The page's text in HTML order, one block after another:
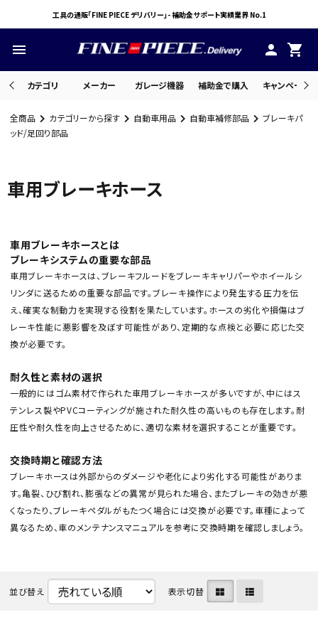
工具の通販「FINE PIECE デリバリー」- 補助金サポート実績業界 No.1
menu person shopping_cart
カテゴリ メーカー ガレージ機器 補助金で購入 キャンペーン
ACCOUNT MENU
meeting_room ログイン person
メーカーから選ぶ
ガレージ機器
全商品 カテゴリーから探す 自動車用品 自動車補修部品
ブレーキパ
ッド/足回り部品
車用ブレーキホース
車用ブレーキホースとは
ブレーキシステムの重要な部品
車用ブレーキホースは、ブレーキフルードをブレーキキャリパーやホイールシ
リンダに送るための重要な部品です。ブレーキ操作により発生する圧力を伝
え、確実な制動力を実現する役割を果たしています。ホースの劣化や損傷はブ
レーキ性能に悪影響を及ぼす可能性があり、定期的な点検と必要に応じた交
換が必要です。
耐久性と素材の選択
一般的にはゴム素材で作られた車用ブレーキホースが多いですが、中にはス
テンレス製やPVCコーティングが施された耐久性の高いものも存在します。耐
圧性や耐久性を向上させるために、適切な素材を選択することが重要です。
交換時期と確認方法
ブレーキホースは外部からのダメージや老化により劣化する可能性がありま
す。亀裂、ひび割れ、膨張などの異常が見られた場合、またブレーキの効きが悪
くなったり、ブレーキペダルがもたつく場合には交換が必要です。車種によって
異なるため、車のメンテナンスマニュアルを参考に交換時期を確認しましょう。
並び替え 表示切替